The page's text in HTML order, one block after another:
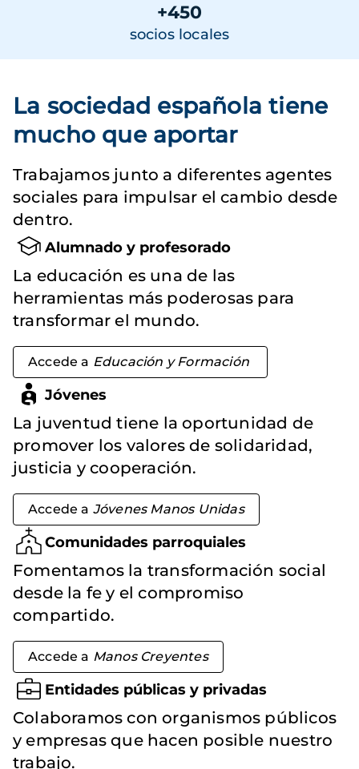
+450
socios locales
La sociedad española tiene
mucho que aportar
Trabajamos junto a diferentes agentes
sociales para impulsar el cambio desde
dentro.
Alumnado y profesorado
La educación es una de las
herramientas más poderosas para
transformar el mundo.
Accede a Educación y Formación
Jóvenes
La juventud tiene la oportunidad de
promover los valores de solidaridad,
justicia y cooperación.
Accede a Jóvenes Manos Unidas
Comunidades parroquiales
Fomentamos la transformación social
desde la fe y el compromiso
compartido.
Accede a Manos Creyentes
Entidades públicas y privadas
Colaboramos con organismos públicos
y empresas que hacen posible nuestro
trabajo.